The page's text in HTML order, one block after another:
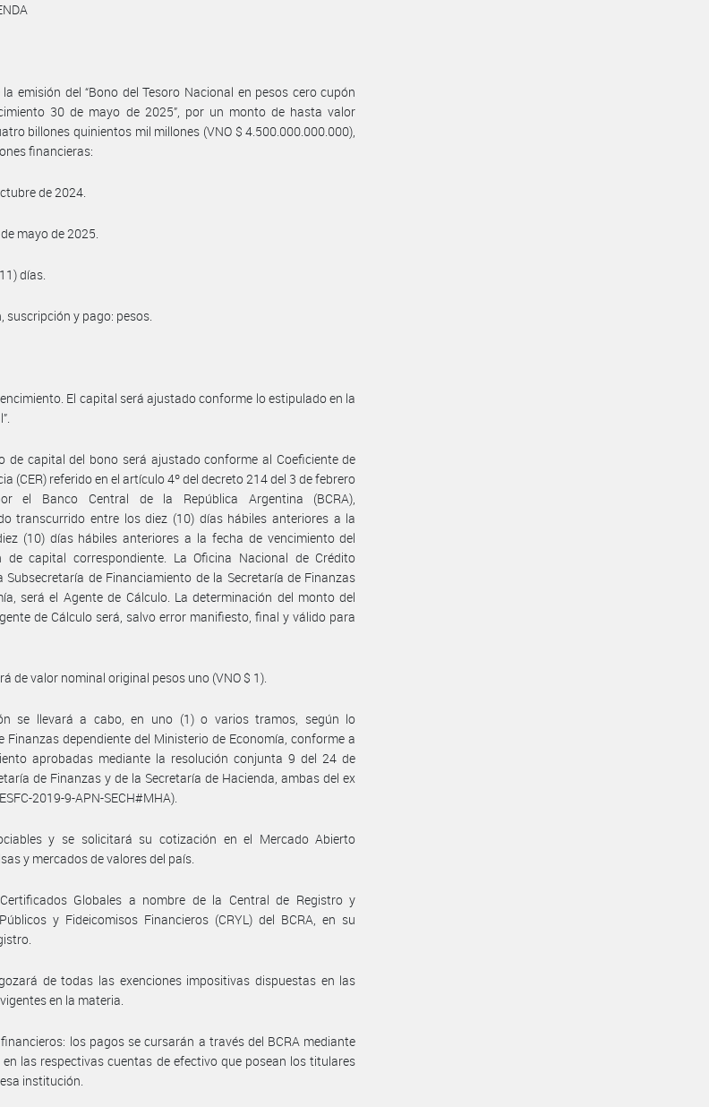
la emisión del “Bono del Tesoro Nacional en pesos cero cupón
30 de mayo de 2025”, por un monto de hasta valor
billones quinientos mil millones (VNO $ 4.500.000.000.000),
financieras:
de 2024.
mayo de 2025.
días.
suscripción y pago: pesos.
El capital será ajustado conforme lo estipulado en la
de capital del bono será ajustado conforme al Coeficiente de
(CER) referido en el artículo 4º del decreto 214 del 3 de febrero
el Banco Central de la República Argentina (BCRA),
transcurrido entre los diez (10) días hábiles anteriores a la
(10) días hábiles anteriores a la fecha de vencimiento del
de capital correspondiente. La Oficina Nacional de Crédito
Subsecretaría de Financiamiento de la Secretaría de Finanzas
será el Agente de Cálculo. La determinación del monto del
de Cálculo será, salvo error manifiesto, final y válido para
de valor nominal original pesos uno (VNO $ 1).
se llevará a cabo, en uno (1) o varios tramos, según lo
Finanzas dependiente del Ministerio de Economía, conforme a
aprobadas mediante la resolución conjunta 9 del 24 de
de Finanzas y de la Secretaría de Hacienda, ambas del ex
2019-9-APN-SECH#MHA).
y se solicitará su cotización en el Mercado Abierto
y mercados de valores del país.
Globales a nombre de la Central de Registro y
y Fideicomisos Financieros (CRYL) del BCRA, en su
de todas las exenciones impositivas dispuestas en las
en la materia.
los pagos se cursarán a través del BCRA mediante
las respectivas cuentas de efectivo que posean los titulares
institución.